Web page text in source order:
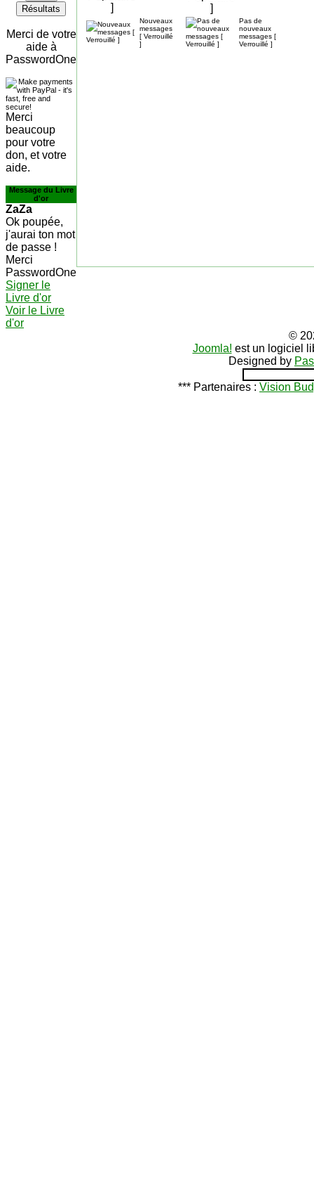
Résultats
Merci de votre
aide à
PasswordOne
Merci
beaucoup
pour votre
don, et votre
aide.
Message du Livre
d'or
ZaZa
Ok poupée,
j'aurai ton mot
de passe !
Merci
PasswordOne
Signer le
Livre d'or
Voir le Livre
d'or
Nouveaux
messages
[ Verrouillé
]
Pas de
nouveaux
messages [
Verrouillé ]
©
Joomla! est un logiciel
Designed by
*** Partenaires : Vision